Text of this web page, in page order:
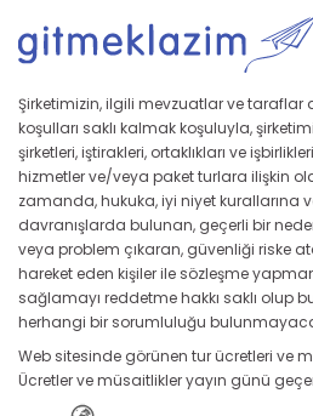
Şirketimizin, ilgili mevzuatlar ve taraflar
koşulları saklı kalmak koşuluyla,
şirketleri, iştirakleri, ortaklıkları ve
hizmetler ve/veya paket turlara ilişkin
zamanda, hukuka, iyi niyet kurallarına
davranışlarda bulunan, geçerli bir
veya problem çıkaran, güvenliği riske
hareket eden kişiler ile sözleşme
sağlamayı reddetme hakkı saklı olup
herhangi bir sorumluluğu
Web sitesinde görünen tur ücretleri ve
Ücretler ve müsaitlikler yayın günü